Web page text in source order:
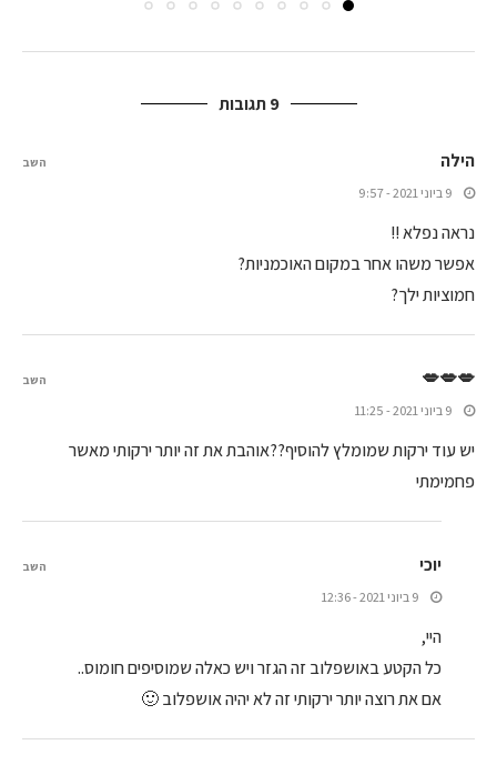
9 תגובות
הילה
9 ביוני 2021 - 9:57
נראה נפלא !!
אפשר משהו אחר במקום האוכמניות?
חמוציות ילך?
השב
💋💋💋
9 ביוני 2021 - 11:25
יש עוד ירקות שמומלץ להוסיף??אוהבת את זה יותר ירקותי מאשר
פחמימתי
השב
יוכי
9 ביוני 2021 - 12:36
היי,
כל הקטע באושפלוב זה הגזר ויש כאלה שמוסיפים חומוס..
אם את רוצה יותר ירקותי זה לא יהיה אושפלוב 🙂
השב